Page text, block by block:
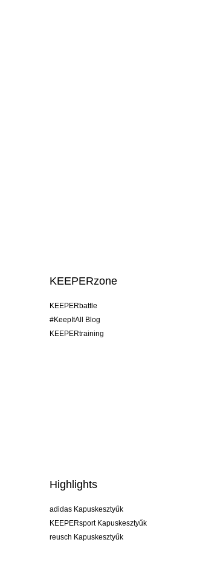
KEEPERzone
KEEPERbattle
#KeepItAll Blog
KEEPERtraining
Highlights
adidas Kapuskesztyűk
KEEPERsport Kapuskesztyűk
reusch Kapuskesztyűk